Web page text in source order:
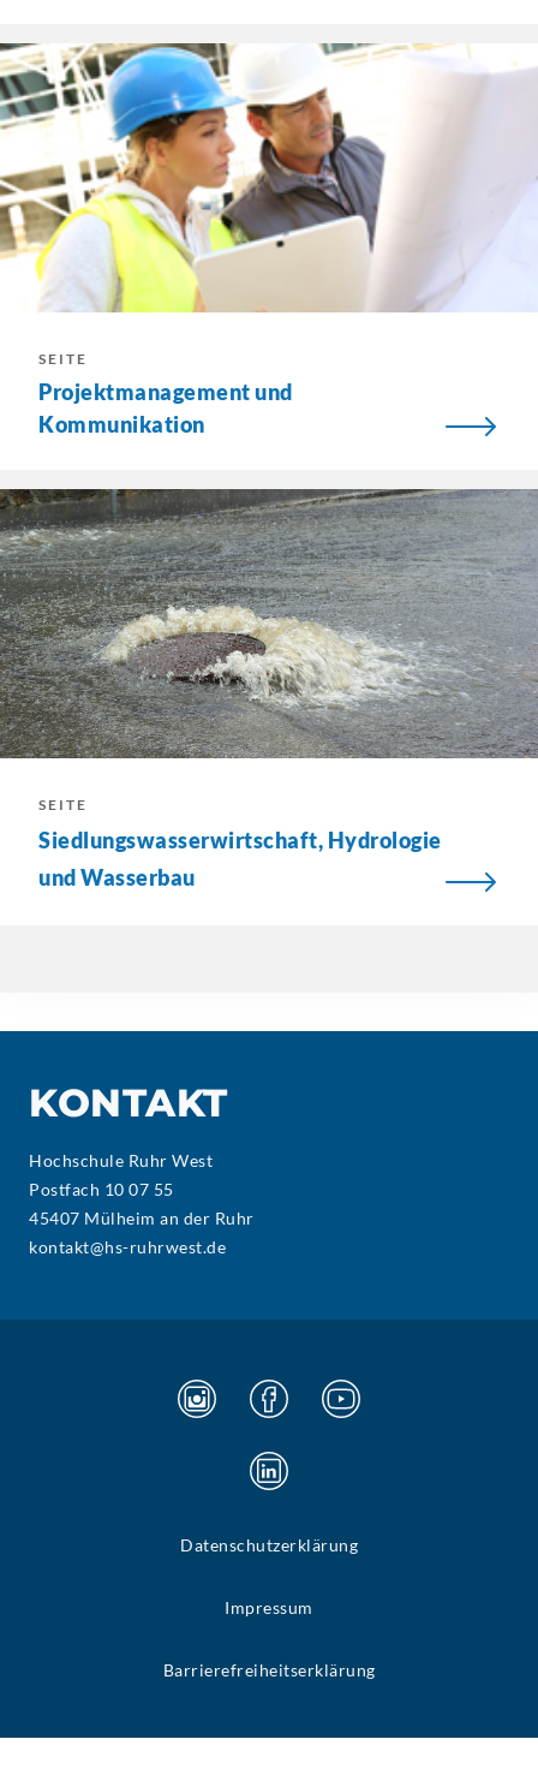
SEITE
Projektmanagement und
Kommunikation
SEITE
Siedlungswasserwirtschaft, Hydrologie
und Wasserbau
KONTAKT
Hochschule Ruhr West
Postfach 10 07 55
45407 Mülheim an der Ruhr
kontakt@hs-ruhrwest.de
Datenschutzerklärung
Impressum
Barrierefreiheitserklärung